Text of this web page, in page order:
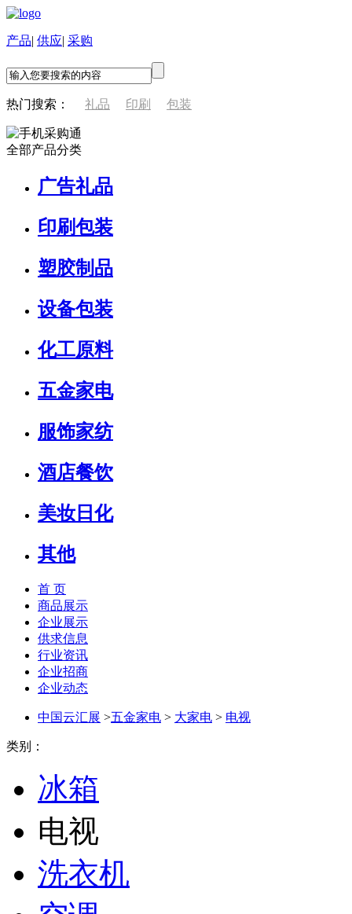
产品| 供应| 采购
热门搜索： 礼品 印刷 包装
全部产品分类
广告礼品
印刷包装
塑胶制品
设备包装
化工原料
五金家电
服饰家纺
酒店餐饮
美妆日化
其他
首 页
商品展示
企业展示
供求信息
行业资讯
企业招商
企业动态
中国云汇展 >五金家电 > 大家电 > 电视
类别：
冰箱
电视
洗衣机